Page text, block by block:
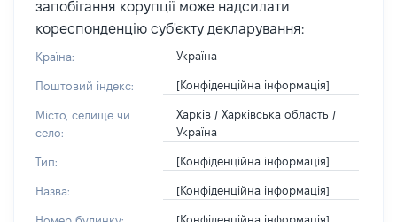
запобігання корупції може надсилати
кореспонденцію суб'єкту декларування:
Країна: Україна
Поштовий індекс: [Конфіденційна інформація]
Місто, селище чи
село:
Харків / Харківська область /
Україна
Тип: [Конфіденційна інформація]
Назва: [Конфіденційна інформація]
[Конфіденційна інформація]